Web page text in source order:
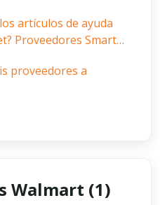
artículos de ayuda
Proveedores Smart
proveedores a
Walmart (1)